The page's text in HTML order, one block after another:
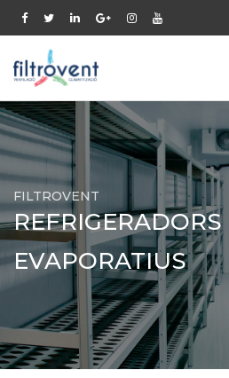
FILTROVENT
REFRIGERADORS
EVAPORATIUS